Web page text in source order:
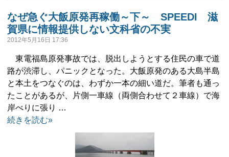
なぜ急ぐ大飯原発再稼働～下～ SPEEDI 滋
賀県に情報提供しない文科省の不実
2012年5月16日 17:36
東電福島原発事故では、脱出しようとする住民の車で道
路が渋滞し、パニックとなった。大飯原発のある大島半島
と本土をつなぐのは、わずか一本の細い道だ。筆者も通っ
たことがあるが、片側一車線（両側合わせて２車線）で海
岸べりに張り …
続きを読む»